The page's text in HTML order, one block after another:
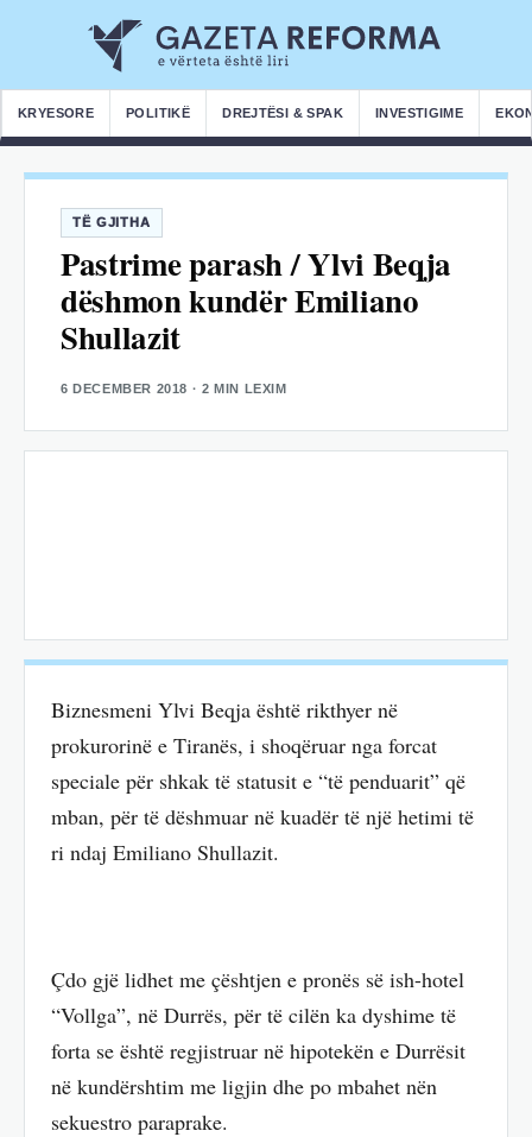
KRYESORE POLITIKË DREJTËSI & SPAK INVESTIGIME
TË GJITHA
Pastrime parash / Ylvi Beqja
dëshmon kundër Emiliano
Shullazit
6 DECEMBER 2018 · 2 MIN LEXIM
Biznesmeni Ylvi Beqja është rikthyer në
prokurorinë e Tiranës, i shoqëruar nga forcat
speciale për shkak të statusit e “të penduarit” që
mban, për të dëshmuar në kuadër të një hetimi të
ri ndaj Emiliano Shullazit.
Çdo gjë lidhet me çështjen e pronës së ish-hotel
“Vollga”, në Durrës, për të cilën ka dyshime të
forta se është regjistruar në hipotekën e Durrësit
në kundërshtim me ligjin dhe po mbahet nën
sekuestro paraprake.